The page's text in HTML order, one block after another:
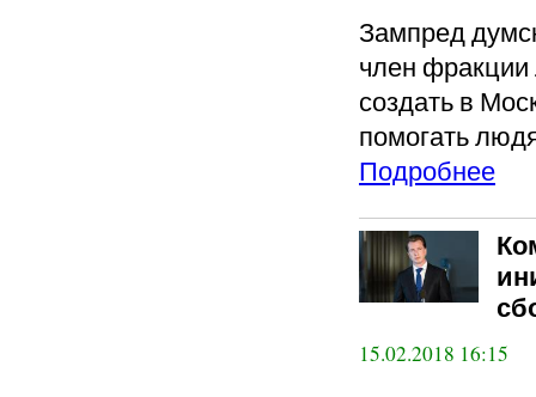
Зампред
член
создать в
помогать
Подробнее
15.02.2018 16:15